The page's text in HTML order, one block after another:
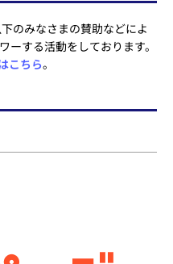
のみなさまの賛助などによ
ーする活動をしております。
こちら。